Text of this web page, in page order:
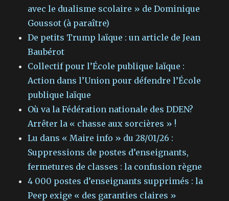
avec le dualisme scolaire » de Dominique
Goussot (à paraître)
De petits Trump laïque : un article de Jean
Baubérot
Collectif pour l’École publique laïque :
Action dans l’Union pour défendre l’École
publique laïque
Où va la Fédération nationale des DDEN?
Arrêter la « chasse aux sorcières » !
Lu dans « Maire info » du 28/01/26 :
Suppressions de postes d’enseignants,
fermetures de classes : la confusion règne
4 000 postes d’enseignants supprimés : la
Peep exige « des garanties claires »